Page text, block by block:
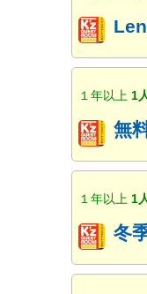
１年以上 1
無
１年以上 1
冬